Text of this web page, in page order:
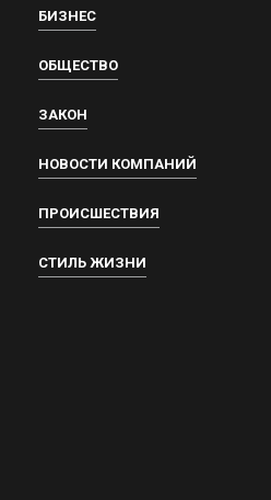
БИЗНЕС
ОБЩЕСТВО
ЗАКОН
НОВОСТИ КОМПАНИЙ
ПРОИСШЕСТВИЯ
СТИЛЬ ЖИЗНИ